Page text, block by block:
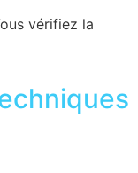
vérifiez la